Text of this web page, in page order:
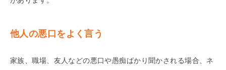
他人の悪口をよく言う
家族、職場、友人などの悪口や愚痴ばかり聞かされる場合、ネ